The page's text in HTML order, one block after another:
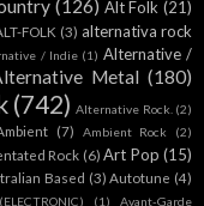
(126) Alt Folk (21)
FOLK (3) alternativa rock
/ Indie (1) Alternative /
Metal (180)
(742) Alternative Rock. (2)
(7) Ambient Rock (2)
Rock (6) Art Pop (15)
Based (3) Autotune (4)
(1)
Avant-Garde